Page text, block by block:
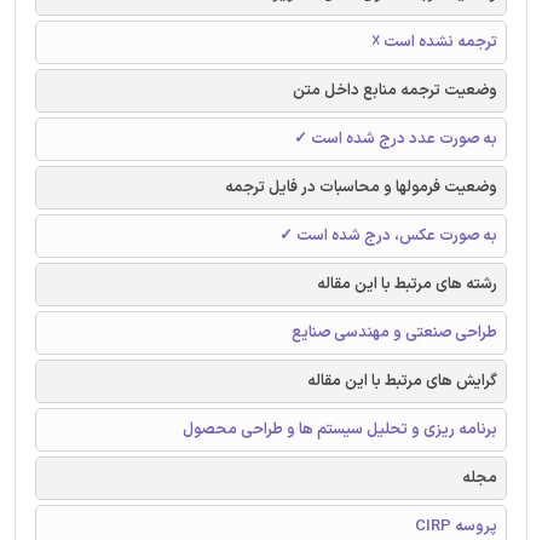
ترجمه نشده است ☓
وضعیت ترجمه منابع داخل متن
به صورت عدد درج شده است ✓
وضعیت فرمولها و محاسبات در فایل ترجمه
به صورت عکس، درج شده است ✓
رشته های مرتبط با این مقاله
طراحی صنعتی و مهندسی صنایع
گرایش های مرتبط با این مقاله
برنامه ریزی و تحلیل سیستم ها و طراحی محصول
مجله
پروسه CIRP